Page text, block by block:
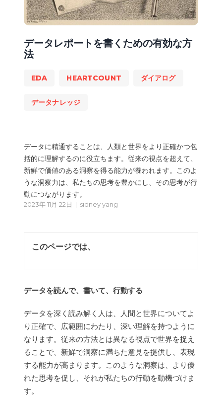
データレポートを書くための有効な方
法
EDA HEARTCOUNT ダイアログ
データナレッジ
データに精通することは、人類と世界をより正確かつ包
括的に理解するのに役立ちます。従来の視点を超えて、
新鮮で価値のある洞察を得る能力が養われます。このよ
うな洞察力は、私たちの思考を豊かにし、その思考が行
動につながります。
2023年 11月 22日 | sidney yang
このページでは、
データを読んで、書いて、行動する
データを深く読み解く人は、人間と世界についてよ
り正確で、広範囲にわたり、深い理解を持つように
なります。従来の方法とは異なる視点で世界を捉え
ることで、新鮮で洞察に満ちた意見を提供し、表現
する能力が高まります。このような洞察は、より優
れた思考を促し、それが私たちの行動を動機づけま
す。